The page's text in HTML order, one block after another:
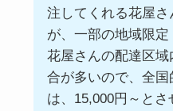
注してくれる花屋さ
が、一部の地域限
花屋さんの配達区
合が多いので、全
は、15,000円～とさ